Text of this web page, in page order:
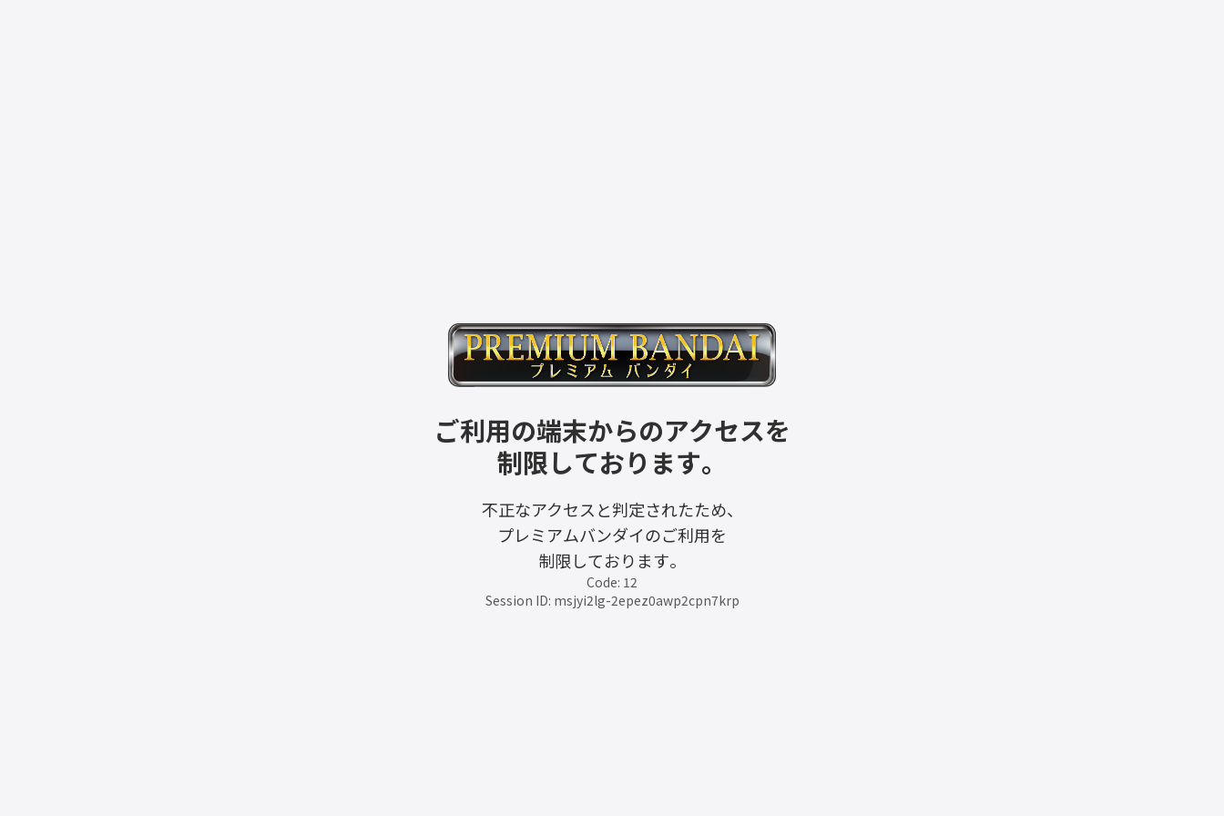
ご利用の端末からのアクセスを
制限しております。
不正なアクセスと判定されたため、
プレミアムバンダイのご利用を
制限しております。
Code: 12
Session ID: msjyi2lg-2epez0awp2cpn7krp